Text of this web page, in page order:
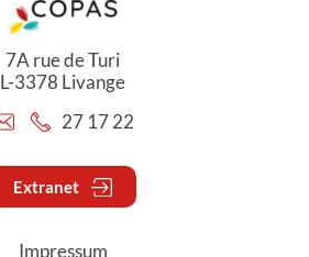
7A rue de Turi
L-3378 Livange
27 17 22
Extranet
Impressum